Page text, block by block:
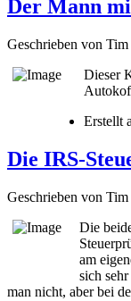
Der Mann
Geschrieben von
Dieser
Erstellt
Die IRS-
Geschrieben von
Die
am
sich
man nicht, aber bei